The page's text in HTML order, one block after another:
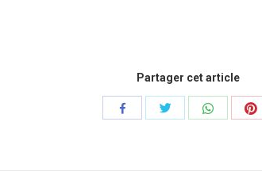
Partager cet article
Share
Share